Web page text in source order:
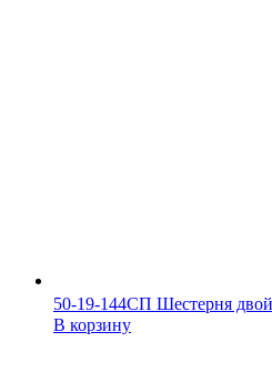
50-19-144СП Шестерня
В корзину